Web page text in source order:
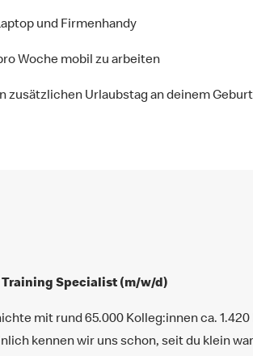
und Firmenhandy
Woche mobil zu arbeiten
zusätzlichen Urlaubstag an deinem
Specialist (m/w/d)
mit rund 65.000 Kolleg:innen ca.
kennen wir uns schon, seit du klein